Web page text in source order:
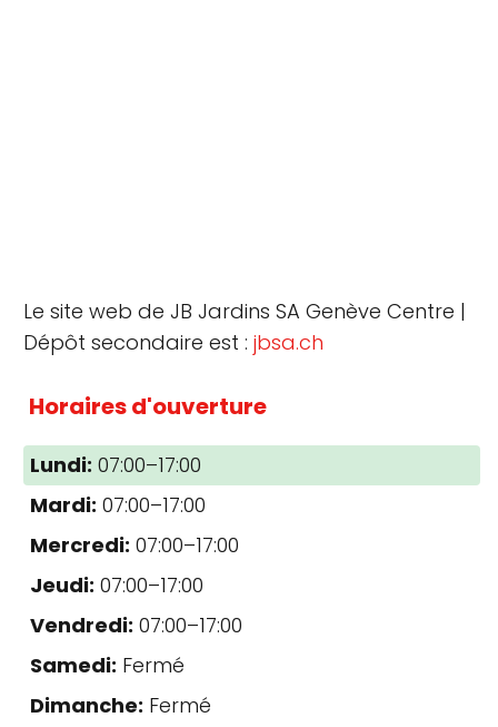
Le site web de JB Jardins SA Genève Centre |
Dépôt secondaire est : jbsa.ch
Horaires d'ouverture
Lundi: 07:00–17:00
Mardi: 07:00–17:00
Mercredi: 07:00–17:00
Jeudi: 07:00–17:00
Vendredi: 07:00–17:00
Samedi: Fermé
Dimanche: Fermé